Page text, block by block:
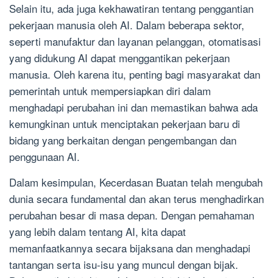
Selain itu, ada juga kekhawatiran tentang penggantian
pekerjaan manusia oleh AI. Dalam beberapa sektor,
seperti manufaktur dan layanan pelanggan, otomatisasi
yang didukung AI dapat menggantikan pekerjaan
manusia. Oleh karena itu, penting bagi masyarakat dan
pemerintah untuk mempersiapkan diri dalam
menghadapi perubahan ini dan memastikan bahwa ada
kemungkinan untuk menciptakan pekerjaan baru di
bidang yang berkaitan dengan pengembangan dan
penggunaan AI.
Dalam kesimpulan, Kecerdasan Buatan telah mengubah
dunia secara fundamental dan akan terus menghadirkan
perubahan besar di masa depan. Dengan pemahaman
yang lebih dalam tentang AI, kita dapat
memanfaatkannya secara bijaksana dan menghadapi
tantangan serta isu-isu yang muncul dengan bijak.